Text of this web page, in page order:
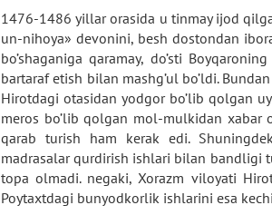
1476-1486 yillar orasida u tinmay ijod
un-nihoya» devonini, besh dostondan
bo’shaganiga qaramay, do’sti
bartaraf etish bilan mashg’ul bo’ldi.
Hirotdagi otasidan yodgor bo’lib qolgan
meros bo’lib qolgan mol-mulkidan xabar
qarab turish ham kerak edi.
madrasalar qurdirish ishlari bilan bandligi
topa olmadi. negaki, Xorazm viloyati
Poytaxtdagi bunyodkorlik ishlarini esa